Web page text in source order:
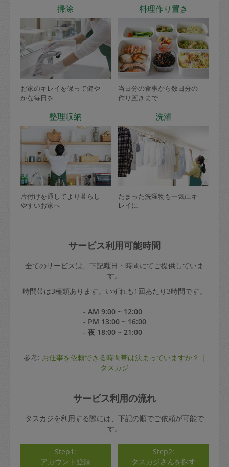
掃除
お家のキレイを保って健や
かな毎日を
料理作り置き
当日分の食事から数日分の
作り置きまで
整理収納
片付けを通してより暮らし
やすいお家へ
洗濯
たまった洗濯物も一気にキ
レイに
サービス利用可能時間
全てのサービスは、下記曜日・時間にてご提供していま
す。
時間帯は3種類あります。いずれも1回あたり3時間です。
- AM 9:00 ~ 12:00
- PM 13:00 ~ 16:00
- 夜 18:00 ~ 21:00
参考: お仕事を依頼できる時間帯は決まっていますか？ |
タスカジ
サービス利用の流れ
タスカジを利用する際には、下記の順でご依頼が可能で
す。
Step1:
アカウント登録
Step2:
タスカジさんを探す